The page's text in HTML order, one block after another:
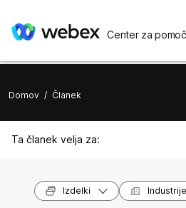
Center za pomoč
Domov / Članek
Ta članek velja za:
Izdelki Industrije